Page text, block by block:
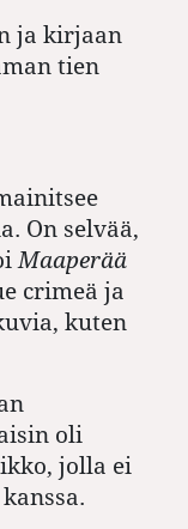
ja kirjaan
tien
On selvää,
Maaperää
crimeä ja
kuten
oli
jolla ei